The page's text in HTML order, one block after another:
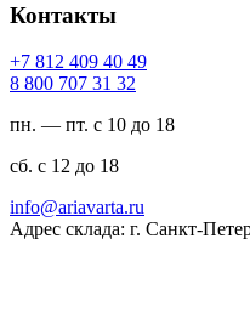
Контакты
94 04 904 218 7+
23 13 707 008 8
пн. — пт. с 10 до 18
сб. с 12 до 18
ur.atravaira@ofni
Адрес склада: г. Санкт-